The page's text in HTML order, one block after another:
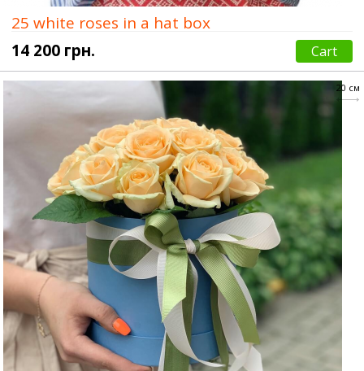
25 white roses in a hat box
14 200 грн.
Cart
20 см